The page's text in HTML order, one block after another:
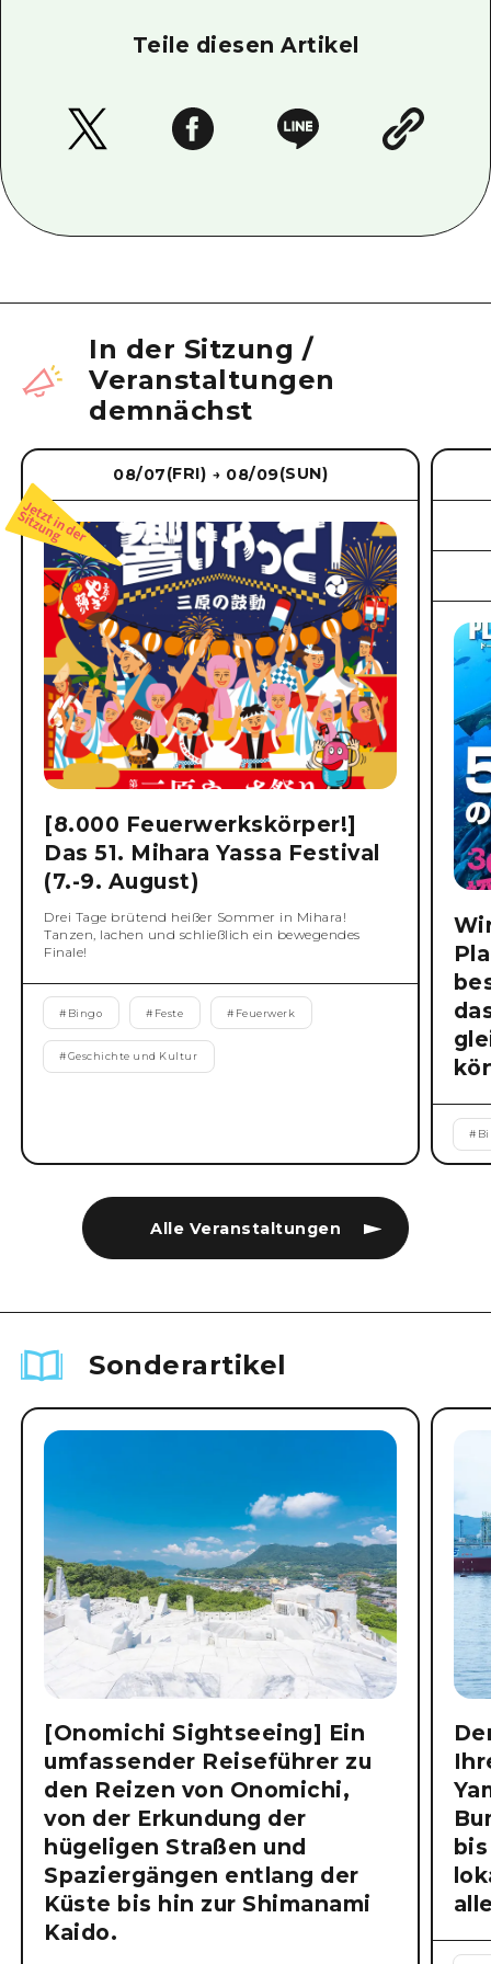
Teile diesen Artikel
In der Sitzung /
Veranstaltungen
demnächst
Alle Veranstaltungen
08/07(FRI) → 08/09(SUN)
[8.000 Feuerwerkskörper!]
Das 51. Mihara Yassa Festival
(7.-9. August)
Drei Tage brütend heißer Sommer in Mihara!
Tanzen, lachen und schließlich ein bewegendes
Finale!
# Bingo # Feste # Feuerwerk
#Geschichte und Kultur
#
Sonderartikel
[Onomichi Sightseeing] Ein
umfassender Reiseführer zu
den Reizen von Onomichi,
von der Erkundung der
hügeligen Straßen und
Spaziergängen entlang der
Küste bis hin zur Shimanami
Kaido.